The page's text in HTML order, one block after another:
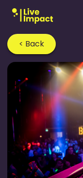
< Back
Home›Blog